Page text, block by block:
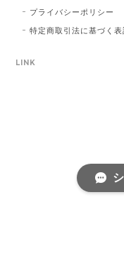
プライバシーポリシー
特定商取引法に基づく表
LINK